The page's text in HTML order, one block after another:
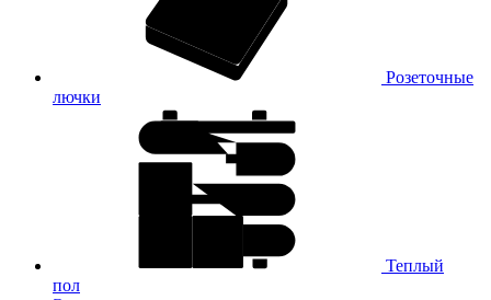
Розеточные
лючки
Теплый
пол